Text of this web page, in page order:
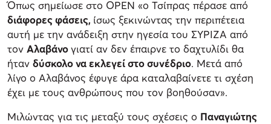
Όπως σημείωσε στο ΟΡΕΝ «ο Τσίπρας πέρασε από
διάφορες φάσεις, ίσως ξεκινώντας την περιπέτεια
αυτή με την ανάδειξη στην ηγεσία του ΣΥΡΙΖΑ από
τον Αλαβάνογιατί αν δεν έπαιρνε το δαχτυλίδι θα
ήταν δύσκολο να εκλεγεί στο συνέδριο. Μετά από
λίγο ο Αλαβάνος έφυγε άρα καταλαβαίνετε τι σχέση
έχει με τους ανθρώπους που τον βοηθούσαν».
Μιλώντας για τις μεταξύ τους σχέσεις ο Παναγιώτης